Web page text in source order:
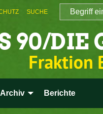
SUCHE
90/DIE
Fraktion
Archiv Berichte